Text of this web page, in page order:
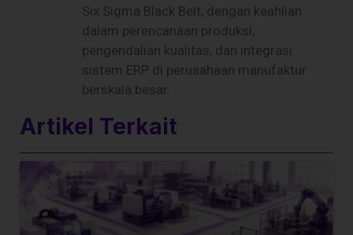
Six Sigma Black Belt, dengan keahlian
dalam perencanaan produksi,
pengendalian kualitas, dan integrasi
sistem ERP di perusahaan manufaktur
berskala besar.
Artikel Terkait